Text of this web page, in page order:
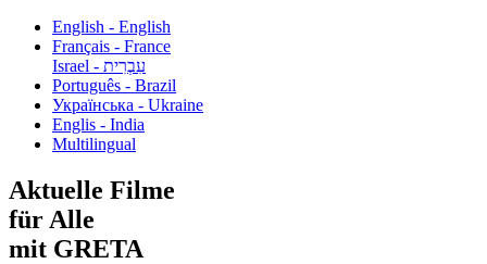
English - English
Français - France
עִבְרִית - Israel
Português - Brazil
Українська - Ukraine
Englis - India
Multilingual
Aktuelle Filme
für Alle
mit GRETA